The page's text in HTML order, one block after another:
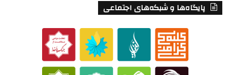
پایگاه‌ها و شبکه‌های اجتماعی